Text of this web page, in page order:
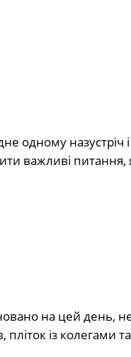
одному назустріч
важливі питання,
на цей день,
пліток із колегами